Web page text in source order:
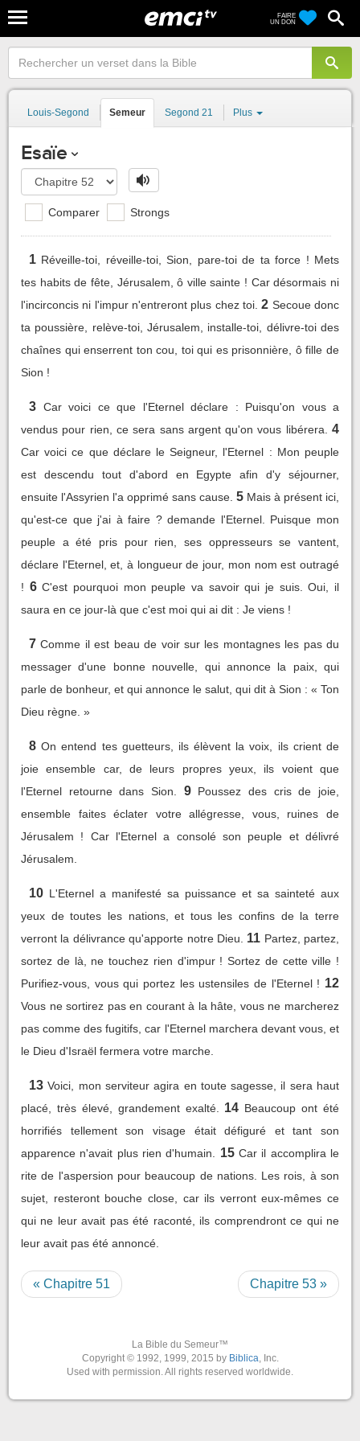
FAIRE
UN DON
Louis-Segond Semeur Segond 21 Plus
Esaïe
Comparer Strongs
1 Réveille-toi, réveille-toi, Sion, pare-toi de ta force ! Mets
tes habits de fête, Jérusalem, ô ville sainte ! Car désormais ni
l'incirconcis ni l'impur n'entreront plus chez toi. 2 Secoue donc
ta poussière, relève-toi, Jérusalem, installe-toi, délivre-toi des
chaînes qui enserrent ton cou, toi qui es prisonnière, ô fille de
Sion !
3 Car voici ce que l'Eternel déclare : Puisqu'on vous a
vendus pour rien, ce sera sans argent qu'on vous libérera.
4
Car voici ce que déclare le Seigneur, l'Eternel : Mon peuple
est descendu tout d'abord en Egypte afin d'y séjourner,
ensuite l'Assyrien l'a opprimé sans cause. 5 Mais à présent ici,
qu'est-ce que j'ai à faire ? demande l'Eternel. Puisque mon
peuple a été pris pour rien, ses oppresseurs se vantent,
déclare l'Eternel, et, à longueur de jour, mon nom est outragé
! 6 C'est pourquoi mon peuple va savoir qui je suis. Oui, il
saura en ce jour-là que c'est moi qui ai dit : Je viens !
7 Comme il est beau de voir sur les montagnes les pas du
messager d'une bonne nouvelle, qui annonce la paix, qui
parle de bonheur, et qui annonce le salut, qui dit à Sion : « Ton
Dieu règne. »
8 On entend tes guetteurs, ils élèvent la voix, ils crient de
joie ensemble car, de leurs propres yeux, ils voient que
l'Eternel retourne dans Sion.
9 Poussez des cris de joie,
ensemble faites éclater votre allégresse, vous, ruines de
Jérusalem ! Car l'Eternel a consolé son peuple et délivré
Jérusalem.
10 L'Eternel a manifesté sa puissance et sa sainteté aux
yeux de toutes les nations, et tous les confins de la terre
verront la délivrance qu'apporte notre Dieu.
11 Partez, partez,
sortez de là, ne touchez rien d'impur ! Sortez de cette ville !
Purifiez-vous, vous qui portez les ustensiles de l'Eternel ! 12
Vous ne sortirez pas en courant à la hâte, vous ne marcherez
pas comme des fugitifs, car l'Eternel marchera devant vous, et
le Dieu d'Israël fermera votre marche.
13 Voici, mon serviteur agira en toute sagesse, il sera haut
placé, très élevé, grandement exalté.
14 Beaucoup ont été
horrifiés tellement son visage était défiguré et tant son
apparence n'avait plus rien d'humain.
15 Car il accomplira le
rite de l'aspersion pour beaucoup de nations. Les rois, à son
sujet, resteront bouche close, car ils verront eux-mêmes ce
qui ne leur avait pas été raconté, ils comprendront ce qui ne
leur avait pas été annoncé.
« Chapitre 51 Chapitre 53 »
La Bible du Semeur™
Copyright © 1992, 1999, 2015 by Biblica, Inc.
Used with permission. All rights reserved worldwide.